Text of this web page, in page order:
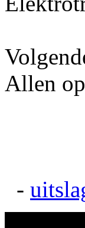
Allen
-